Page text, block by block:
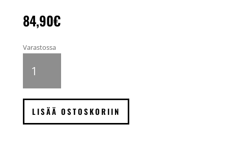
84,90€
Varastossa
Instax
pikakamera
vaaleansininen
LISÄÄ OSTOSKORIIN